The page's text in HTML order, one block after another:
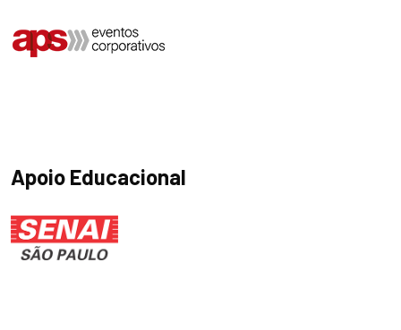
Apoio Educacional